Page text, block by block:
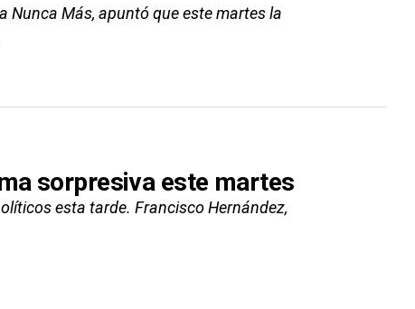
Nunca Más, apuntó que este martes la
sorpresiva este martes
esta tarde. Francisco Hernández,